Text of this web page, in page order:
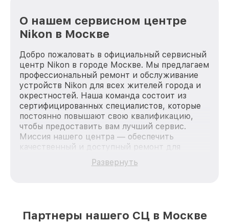
О нашем сервисном центре
Nikon в Москве
Добро пожаловать в официальный сервисный
центр Nikon в городе Москве. Мы предлагаем
профессиональный ремонт и обслуживание
устройств Nikon для всех жителей города и
окрестностей. Наша команда состоит из
сертифицированных специалистов, которые
постоянно повышают свою квалификацию,
чтобы предоставить вам лучший сервис.
Миссия нашего центра — обеспечить
качественный и доступный ремонт для
каждого пользователя продукции Nikon, вне
зависимости от сложности поломки. Мы
Москве, постоянно повышая уровень доверия
Развернуть
Партнеры нашего СЦ в Москве